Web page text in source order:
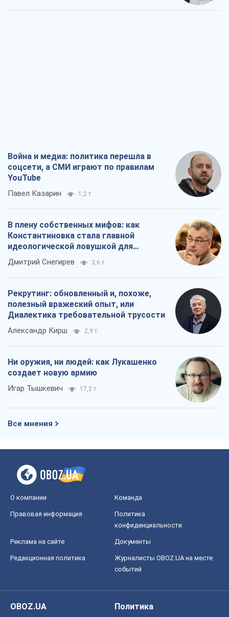
Война и медиа: политика перешла в
соцсети, а СМИ играют по правилам
YouTube
Павел Казарин 1,2 т.
В плену собственных мифов: как
Константиновка стала главной
идеологической ловушкой для
российских оккупантов
Дмитрий Снегирев 3,6 т.
Рекрутинг: обновленный и, похоже,
полезный вражеский опыт, или
Диалектика требовательной трусости
Александр Кирш 2,9 т.
Ни оружия, ни людей: как Лукашенко
создает новую армию
Игар Тышкевич 17,2 т.
Все мнения
О компании Команда
Правовая информация
Политика
конфиденциальности
Реклама на сайте Документы
Редакционная политика
Журналисты OBOZ.UA на месте
событий
OBOZ.UA
Политика